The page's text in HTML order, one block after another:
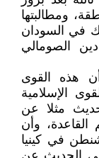
ومطالبتها
في السودان
الصومالي
أن هذه القوى
الإسلامية
مثلا عن
القاعدة، وأن
في كينيا